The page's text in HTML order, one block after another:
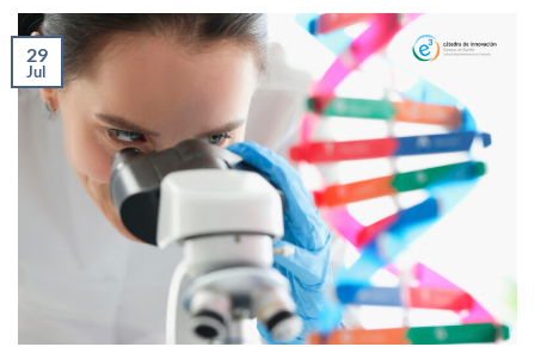
29
Jul